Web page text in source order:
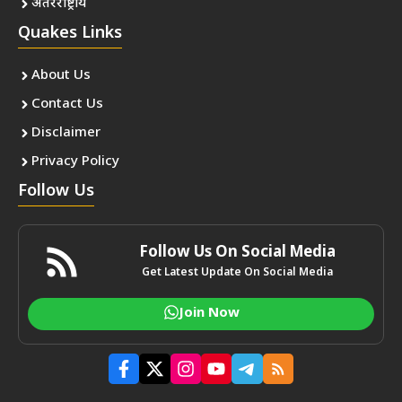
अंतरराष्ट्रीय
Quakes Links
About Us
Contact Us
Disclaimer
Privacy Policy
Follow Us
Follow Us On Social Media
Get Latest Update On Social Media
Join Now